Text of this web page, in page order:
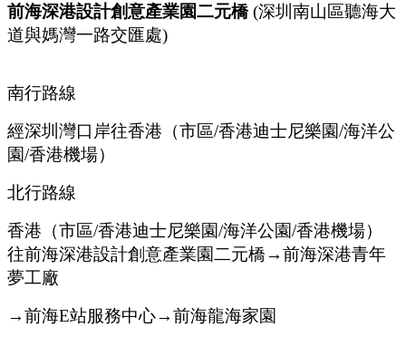
前海深港設計創意產業園二元橋(深圳南山區聽海大
道與媽灣一路交匯處)
南行路線
經深圳灣口岸往香港（市區/香港迪士尼樂園/海洋公
園/香港機場）
北行路線
香港（市區/香港迪士尼樂園/海洋公園/香港機場）
往前海深港設計創意產業園二元橋→前海深港青年
夢工廠
→前海E站服務中心→前海龍海家園